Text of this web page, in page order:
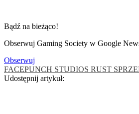
Bądź na bieżąco!
Obserwuj Gaming Society w Google
Obserwuj
FACEPUNCH STUDIOS RUST
Udostępnij artykuł: